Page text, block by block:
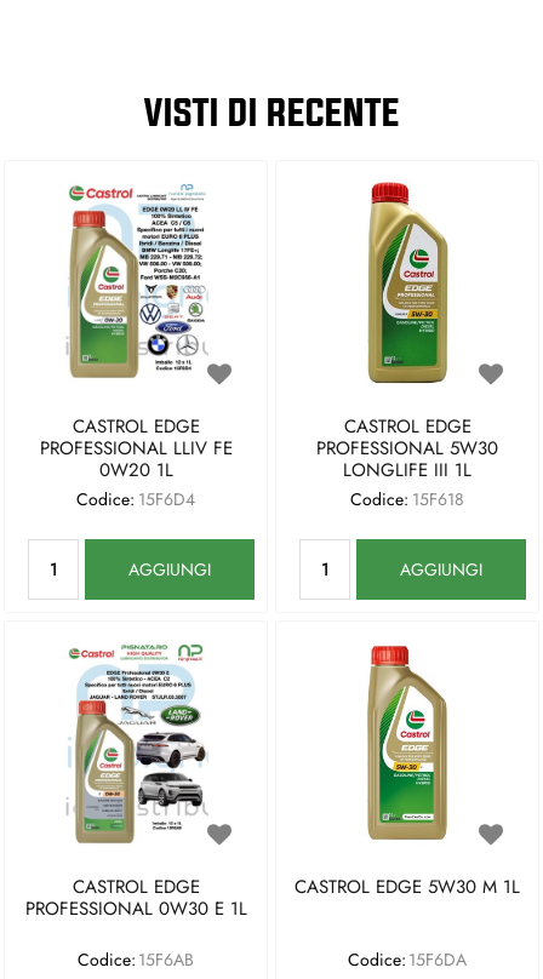
VISTI DI RECENTE
CASTROL EDGE
PROFESSIONAL LLIV FE
0W20 1L
Codice: 15F6D4
AGGIUNGI
CASTROL EDGE
PROFESSIONAL 5W30
LONGLIFE III 1L
Codice: 15F618
AGGIUNGI
CASTROL EDGE
PROFESSIONAL 0W30 E 1L
Codice: 15F6AB
CASTROL EDGE 5W30 M 1L
Codice: 15F6DA